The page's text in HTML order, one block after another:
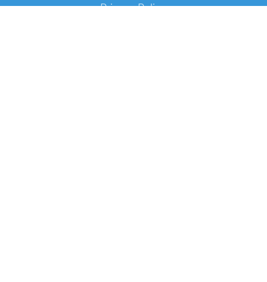
Privacy Policy